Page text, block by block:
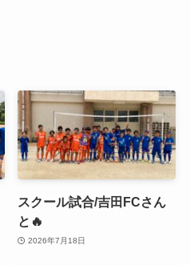
スクール試合/吉田FCさん
と🔥
2026年7月18日